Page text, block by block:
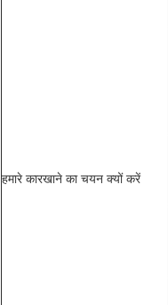
हमारे कारखाने का चयन क्यों करें